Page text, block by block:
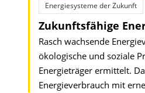
Energiesysteme der Zukunft
Zukunftsfähige
Rasch wachsende
ökologische und soziale
Energieträger ermittelt.
Energieverbrauch mit